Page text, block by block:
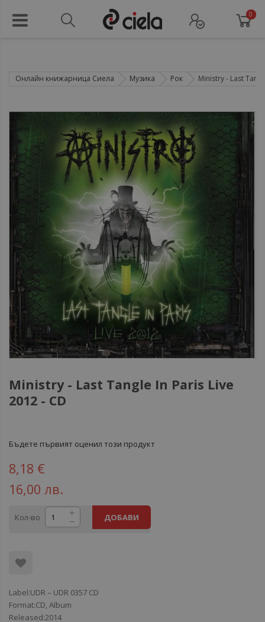
0
Онлайн книжарница Сиела Музика Рок Ministry ‎- Last
Ministry ‎- Last Tangle In Paris Live
2012 - CD
Бъдете първият оценил този продукт
8,18 €
16,00 лв.
Кол-во ДОБАВИ
Label:UDR ‎– UDR 0357 CD
Format:CD, Album
Released:2014